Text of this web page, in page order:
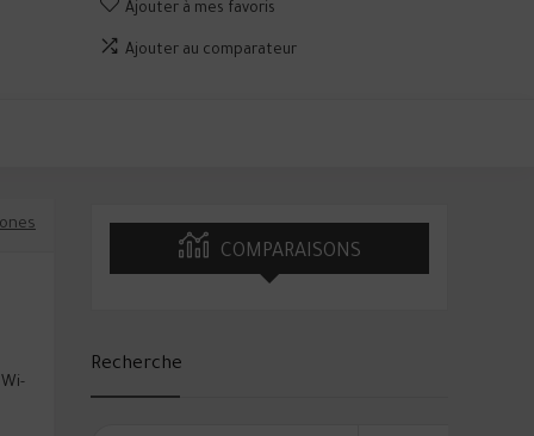
Ajouter à mes favoris
Ajouter au comparateur
COMPARAISONS
Recherche